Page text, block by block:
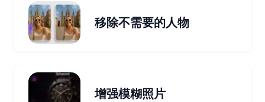
移除不需要的人物
增强模糊照片